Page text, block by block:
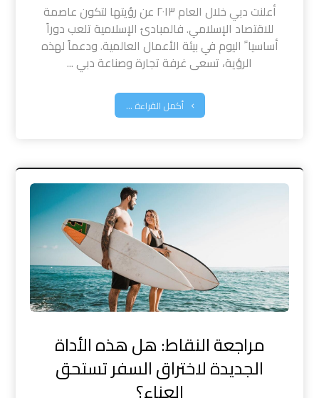
أعلنت دبي خلال العام ٢٠١٣ عن رؤيتها لتكون عاصمة
للاقتصاد الإسلامي. فالمبادئ الإسلامية تلعب دوراً
أساسيا ً اليوم في بيئة الأعمال العالمية. ودعماً لهذه
الرؤية، تسعى غرفة تجارة وصناعة دبي ...
أكمل القراءة ...
مراجعة النقاط: هل هذه الأداة
الجديدة لاختراق السفر تستحق